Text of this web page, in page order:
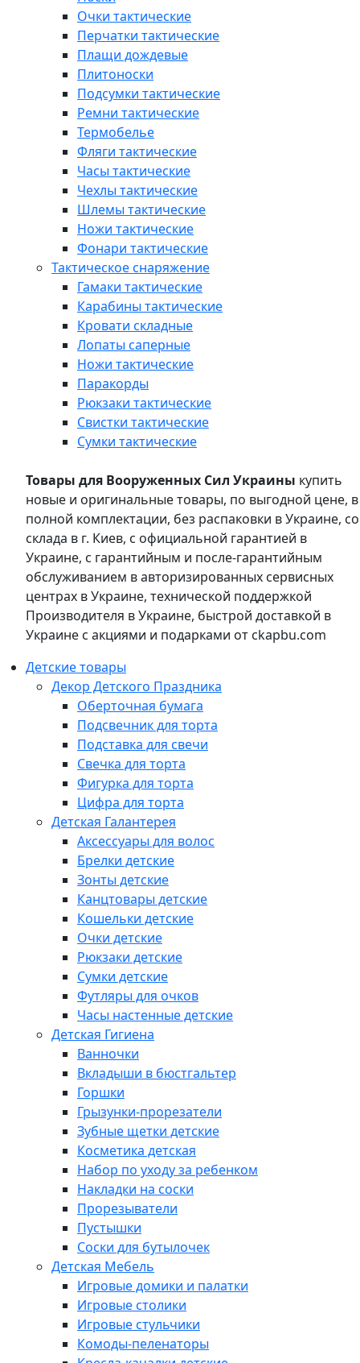
Очки тактические
Перчатки тактические
Плащи дождевые
Плитоноски
Подсумки тактические
Ремни тактические
Термобелье
Фляги тактические
Часы тактические
Чехлы тактические
Шлемы тактические
Ножи тактические
Фонари тактические
Тактическое снаряжение
Гамаки тактические
Карабины тактические
Кровати складные
Лопаты саперные
Ножи тактические
Паракорды
Рюкзаки тактические
Свистки тактические
Сумки тактические
Товары для Вооруженных Сил Украины купить
новые и оригинальные товары, по выгодной цене, в
полной комплектации, без распаковки в Украине, со
склада в г. Киев, с официальной гарантией в
Украине, с гарантийным и после-гарантийным
обслуживанием в авторизированных сервисных
центрах в Украине, технической поддержкой
Производителя в Украине, быстрой доставкой в
Украине с акциями и подарками от ckapbu.com
Детские товары
Декор Детского Праздника
Оберточная бумага
Подсвечник для торта
Подставка для свечи
Свечка для торта
Фигурка для торта
Цифра для торта
Детская Галантерея
Аксессуары для волос
Брелки детские
Зонты детские
Канцтовары детские
Кошельки детские
Очки детские
Рюкзаки детские
Сумки детские
Футляры для очков
Часы настенные детские
Детская Гигиена
Ванночки
Вкладыши в бюстгальтер
Горшки
Грызунки-прорезатели
Зубные щетки детские
Косметика детская
Набор по уходу за ребенком
Накладки на соски
Прорезыватели
Пустышки
Соски для бутылочек
Детская Мебель
Игровые домики и палатки
Игровые столики
Игровые стульчики
Комоды-пеленаторы